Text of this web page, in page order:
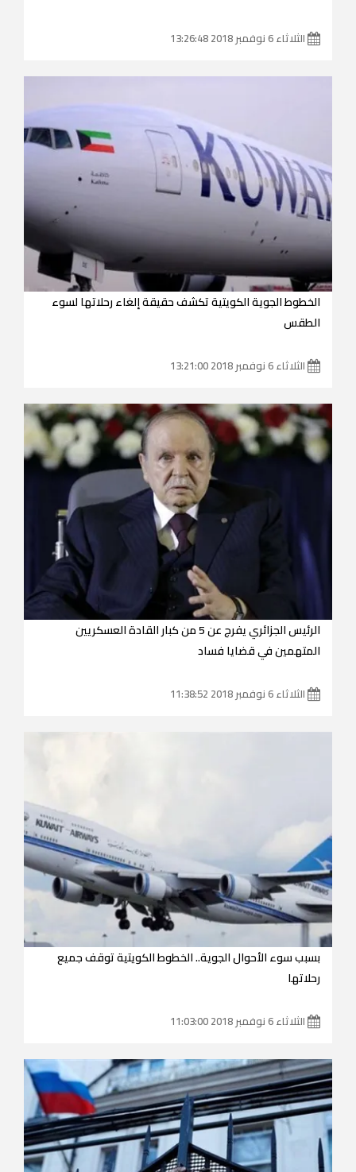
الثلاثاء 6 نوفمبر 2018 13:26:48
الخطوط الجوية الكويتية تكشف حقيقة إلغاء رحلاتها لسوء
الطقس
الثلاثاء 6 نوفمبر 2018 13:21:00
الرئيس الجزائري يفرج عن 5 من كبار القادة العسكريين
المتهمين في قضايا فساد
الثلاثاء 6 نوفمبر 2018 11:38:52
بسبب سوء الأحوال الجوية.. الخطوط الكويتية توقف جميع
رحلاتها
الثلاثاء 6 نوفمبر 2018 11:03:00